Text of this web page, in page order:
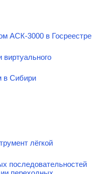
АСК-3000 в Госреестре
в Сибири
лёгкой
последовательностей